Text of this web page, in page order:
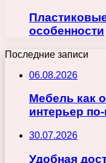
особенности
Последние записи
06.08.2026
Мебель как
интерьер
30.07.2026
Удобная